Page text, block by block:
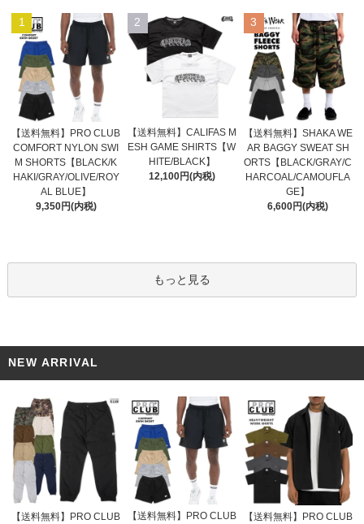
1
【送料無料】PRO CLUB
COMFORT NYLON SWI
M SHORTS【BLACK/K
HAKI/GRAY/OLIVE/ROY
AL BLUE】
9,350円(内税)
2
【送料無料】CALIFAS M
ESH GAME SHIRTS【W
HITE/BLACK】
12,100円(内税)
3
【送料無料】SHAKA WE
AR BAGGY SWEAT SH
ORTS【BLACK/GRAY/C
HARCOAL/CAMOUFLA
GE】
6,600円(内税)
もっと見る
NEW ARRIVAL
【送料無料】PRO CLUB
【送料無料】PRO CLUB
【送料無料】PRO CLUB